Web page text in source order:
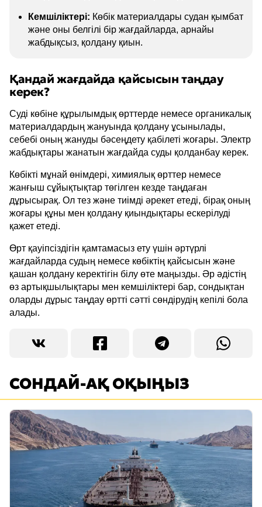
Кемшіліктері: Көбік материалдары судан қымбат
және оны белгілі бір жағдайларда, арнайы
жабдықсыз, қолдану қиын.
Қандай жағдайда қайсысын таңдау
керек?
Суді көбіне құрылымдық өрттерде немесе органикалық
материалдардың жануында қолдану ұсынылады,
себебі оның жануды бәсеңдету қабілеті жоғары. Электр
жабдықтары жанатын жағдайда суды қолданбау керек.
Көбікті мұнай өнімдері, химиялық өрттер немесе
жанғыш сұйықтықтар төгілген кезде таңдаған
дұрысырақ. Ол тез және тиімді әрекет етеді, бірақ оның
жоғары құны мен қолдану қиындықтары ескерілуді
қажет етеді.
Өрт қауіпсіздігін қамтамасыз ету үшін әртүрлі
жағдайларда судың немесе көбіктің қайсысын және
қашан қолдану керектігін білу өте маңызды. Әр әдістің
өз артықшылықтары мен кемшіліктері бар, сондықтан
оларды дұрыс таңдау өртті сәтті сөндірудің кепілі бола
алады.
СОНДАЙ-АҚ ОҚЫҢЫЗ